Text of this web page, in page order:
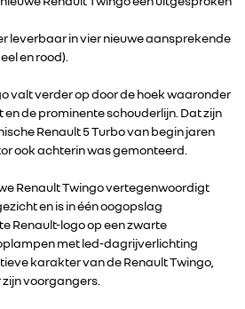
leverbaar in vier nieuwe aansprekende
en rood).
valt verder op door de hoek waaronder
de prominente schouderlijn. Dat zijn
Renault 5 Turbo van begin jaren
ook achterin was gemonteerd.
Renault Twingo vertegenwoordigt
en is in één oogopslag
Renault-logo op een zwarte
met led-dagrijverlichting
karakter van de Renault Twingo,
voorgangers.